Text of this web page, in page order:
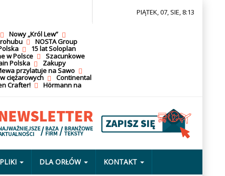
Nowy „Król Lew”
NOSTA Group
15 lat Soloplan
w Polsce
Szacunkowe
Polska
Zakupy
przylatuje na Sawo
ciężarowych
Continental
Crafter!
Hörmann na
PIĄTEK, 07, SIE, 8:13
DLA ORŁÓW KONTAKT